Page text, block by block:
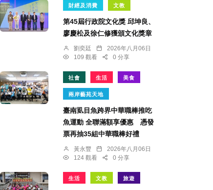
財經及消費 文教
第45屆行政院文化獎 邱坤良、
廖慶松及徐仁修獲頒文化獎章
劉奕廷
2026年八月06日
109 觀看
0 分享
社會 生活 美食
兩岸藝苑天地
臺南虱目魚跨界中華職棒推吃
魚運動 全聯滿額享優惠 憑發
票再抽35組中華職棒好禮
黃永豐
2026年八月06日
124 觀看
0 分享
生活 文教 旅遊